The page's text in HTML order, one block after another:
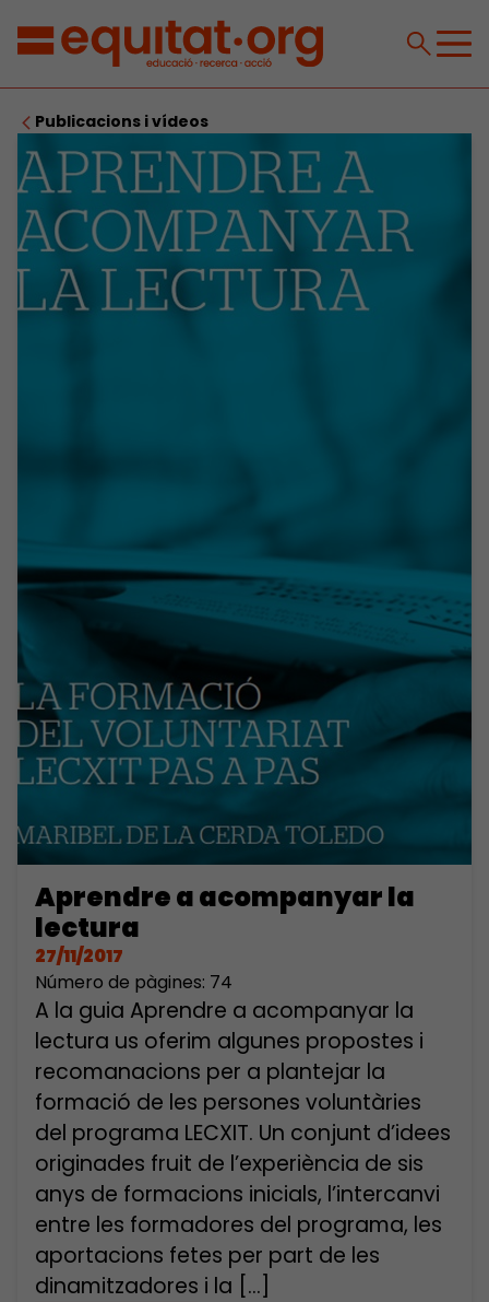
Publicacions i vídeos
Aprendre a acompanyar la
lectura
27/11/2017
Número de pàgines: 74
A la guia Aprendre a acompanyar la
lectura us oferim algunes propostes i
recomanacions per a plantejar la
formació de les persones voluntàries
del programa LECXIT. Un conjunt d’idees
originades fruit de l’experiència de sis
anys de formacions inicials, l’intercanvi
entre les formadores del programa, les
aportacions fetes per part de les
dinamitzadores i la […]